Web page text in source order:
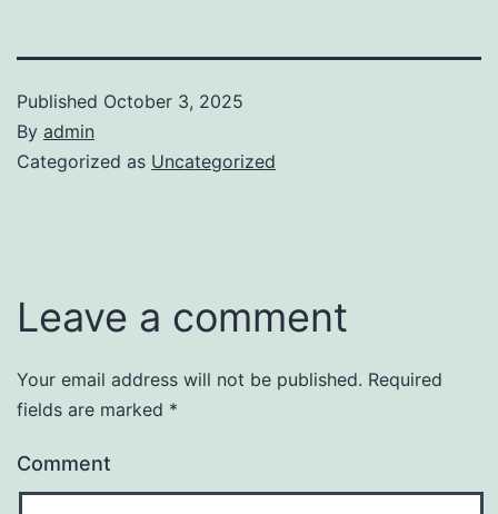
Published October 3, 2025
By admin
Categorized as Uncategorized
Leave a comment
Your email address will not be published. Required
fields are marked *
Comment